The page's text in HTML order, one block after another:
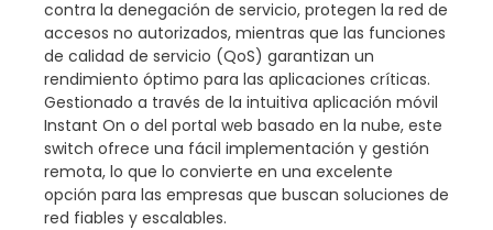
contra la denegación de servicio, protegen la red de
accesos no autorizados, mientras que las funciones
de calidad de servicio (QoS) garantizan un
rendimiento óptimo para las aplicaciones críticas.
Gestionado a través de la intuitiva aplicación móvil
Instant On o del portal web basado en la nube, este
switch ofrece una fácil implementación y gestión
remota, lo que lo convierte en una excelente
opción para las empresas que buscan soluciones de
red fiables y escalables.